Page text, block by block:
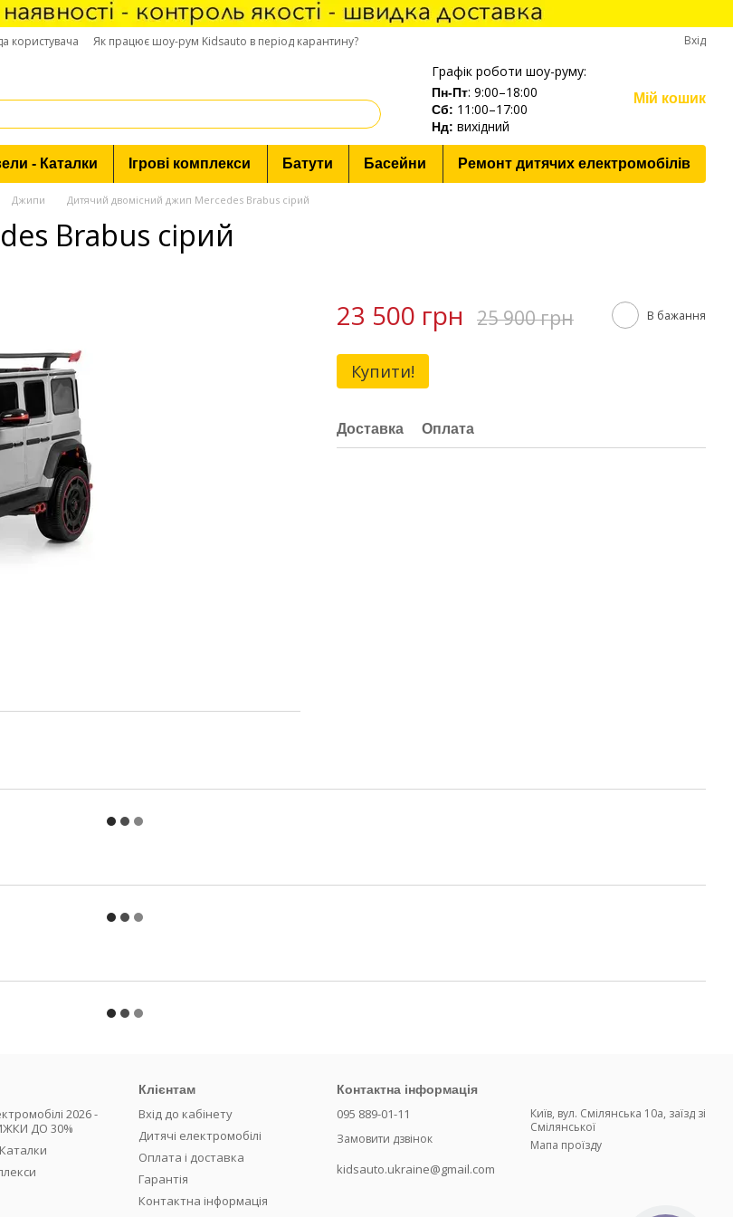
користувача Як працює шоу-рум Kidsauto в період карантину? Вхід
Графік роботи шоу-руму:
Пн-Пт: 9:00–18:00
Cб: 11:00–17:00
Нд: вихідний
Мій кошик
- Каталки Ігрові комплекси Батути Басейни Ремонт дитячих електромобілів
Джипи Дитячий двомісний джип Mercedes Brabus сірий
Brabus сірий
23 500 грн 25 900 грн В бажання
Купити!
Доставка Оплата
2026 -
ДО 30%
Клієнтам
Вхід до кабінету
Дитячі електромобілі
Оплата і доставка
Гарантія
Контактна інформація
Контактна інформація
095 889-01-11
Замовити дзвінок
kidsauto.ukraine@gmail.com
Київ, вул. Смілянська 10а, заїзд зі
Смілянської
Мапа проїзду